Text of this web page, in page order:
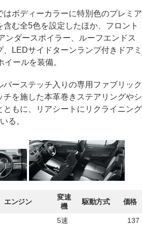
ボディーカラーに特別色のプレミア
含む全5色を設定したほか、フロント
ンダースポイラー、ルーフエンドス
LEDサイドターンランプ付きドアミ
ールを装備。
ーステッチ入りの専用ファブリック
チを施した本革巻きステアリングやシ
ともに、リアシートにリクライニング
る。
エンジン
変速
機
駆動方式 価格
5速
137